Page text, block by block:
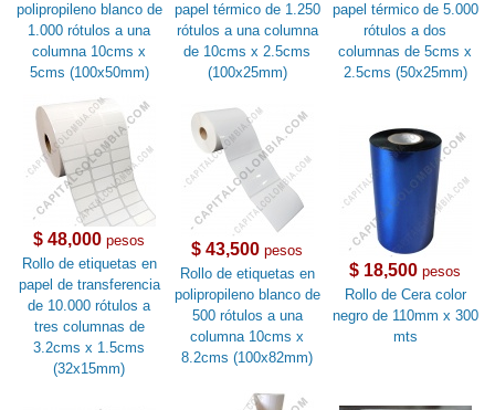
polipropileno blanco de
1.000 rótulos a una
columna 10cms x
5cms (100x50mm)
papel térmico de 1.250
rótulos a una columna
de 10cms x 2.5cms
(100x25mm)
papel térmico de 5.000
rótulos a dos
columnas de 5cms x
2.5cms (50x25mm)
$ 48,000 pesos
Rollo de etiquetas en
papel de transferencia
de 10.000 rótulos a
tres columnas de
3.2cms x 1.5cms
(32x15mm)
$ 43,500 pesos
Rollo de etiquetas en
polipropileno blanco de
500 rótulos a una
columna 10cms x
8.2cms (100x82mm)
$ 18,500 pesos
Rollo de Cera color
negro de 110mm x 300
mts